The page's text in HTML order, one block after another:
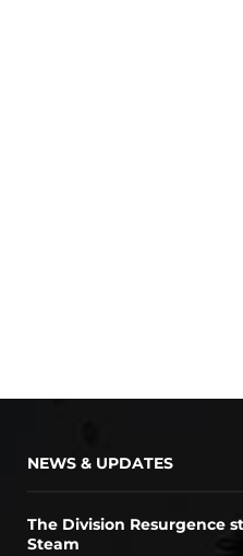
NEWS & UPDATES
The Division Resurgence
Steam